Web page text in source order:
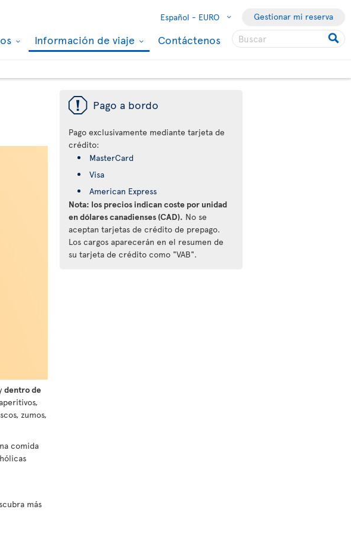
Español - EURO Gestionar mi reserva
Información de viaje Contáctenos
dentro de
zumos,
comida
más
ü Pago a bordo
Pago exclusivamente mediante tarjeta de
crédito:
MasterCard
Visa
American Express
Nota: los precios indican coste por unidad
en dólares canadienses (CAD). No se
aceptan tarjetas de crédito de prepago.
Los cargos aparecerán en el resumen de
su tarjeta de crédito como "VAB".